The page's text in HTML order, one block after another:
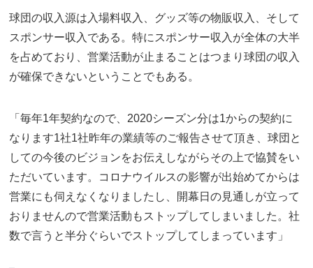
球団の収入源は入場料収入、グッズ等の物販収入、そして
スポンサー収入である。特にスポンサー収入が全体の大半
を占めており、営業活動が止まることはつまり球団の収入
が確保できないということでもある。
「毎年1年契約なので、2020シーズン分は1からの契約に
なります1社1社昨年の業績等のご報告させて頂き、球団と
しての今後のビジョンをお伝えしながらその上で協賛をい
ただいています。コロナウイルスの影響が出始めてからは
営業にも伺えなくなりましたし、開幕日の見通しが立って
おりませんので営業活動もストップしてしまいました。社
数で言うと半分ぐらいでストップしてしまっています」